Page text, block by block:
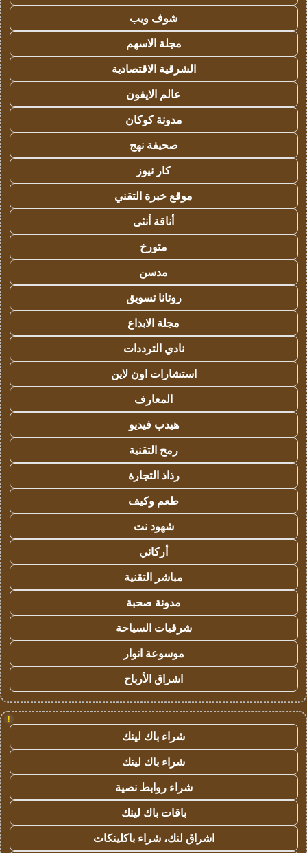
شوف ويب
مجلة الاسهم
الشرقية الاقتصادية
عالم الايفون
مدونة كوكان
صحيفة نهج
كار نيوز
موقع خبرة التقني
أناقة أنثى
متورخ
مدسن
روتانا تسويق
مجلة الابداع
نادي الترددات
استشارات اون لاين
المعارف
هيدب فيديو
رمح التقنية
رذاذ التجارة
طعم وكيف
شهود نت
أركاني
مباشر التقنية
مدونة صحبة
شرقيات السياحة
موسوعة انوار
اشراق الأرباح
!
شراء باك لينك
شراء باك لينك
شراء روابط نصية
باقات باك لينك
اشراق لنك، شراء باكلينكات